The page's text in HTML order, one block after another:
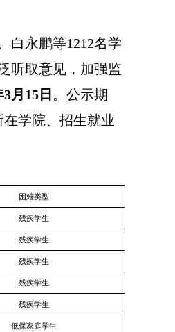
白永鹏等1212名学
听取意见，加强监
3月 15 日 。公示期
在学院、 招生就业
困难类型
残疾学生
残疾学生
残疾学生
残疾学生
残疾学生
低保家庭学生